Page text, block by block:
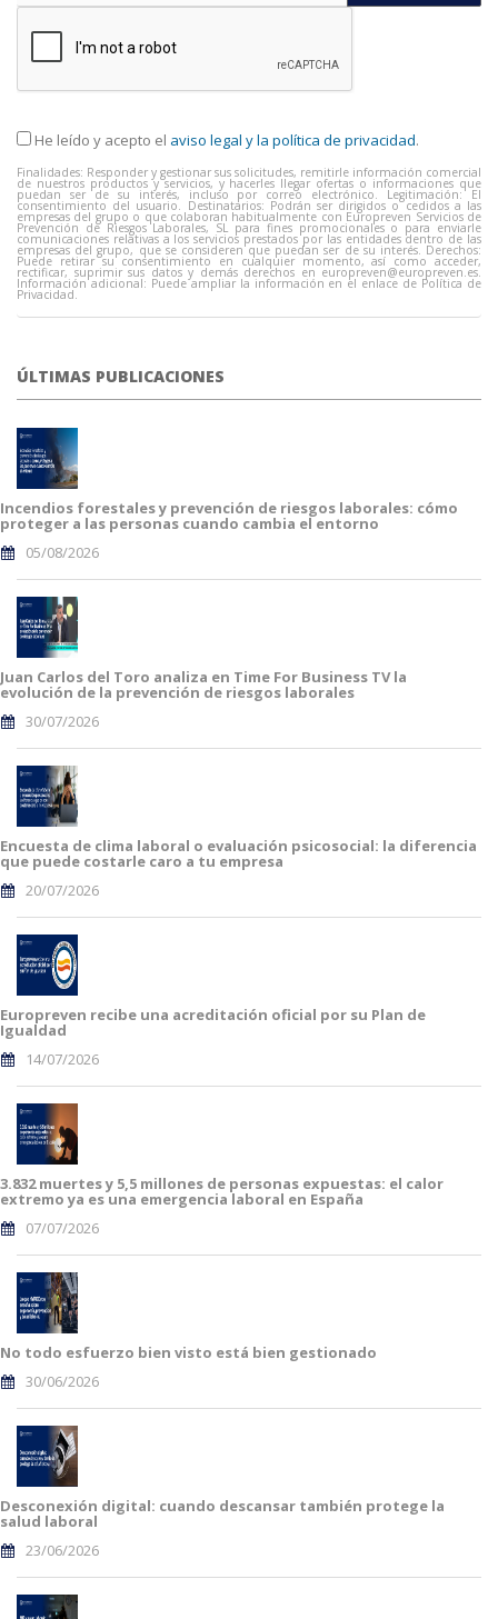
He leído y acepto el aviso legal y la política de privacidad.
Finalidades: Responder y gestionar sus solicitudes, remitirle información comercial
de nuestros productos y servicios, y hacerles llegar ofertas o informaciones que
puedan ser de su interés, incluso por correo electrónico. Legitimación: El
consentimiento del usuario. Destinatarios: Podrán ser dirigidos o cedidos a las
empresas del grupo o que colaboran habitualmente con Europreven Servicios de
Prevención de Riesgos Laborales, SL para fines promocionales o para enviarle
comunicaciones relativas a los servicios prestados por las entidades dentro de las
empresas del grupo, que se consideren que puedan ser de su interés. Derechos:
Puede retirar su consentimiento en cualquier momento, así como acceder,
rectificar, suprimir sus datos y demás derechos en europreven@europreven.es.
Información adicional: Puede ampliar la información en el enlace de Política de
Privacidad.
ÚLTIMAS PUBLICACIONES
Incendios forestales y prevención de riesgos laborales: cómo
proteger a las personas cuando cambia el entorno
05/08/2026
Juan Carlos del Toro analiza en Time For Business TV la
evolución de la prevención de riesgos laborales
30/07/2026
Encuesta de clima laboral o evaluación psicosocial: la diferencia
que puede costarle caro a tu empresa
20/07/2026
Europreven recibe una acreditación oficial por su Plan de
Igualdad
14/07/2026
3.832 muertes y 5,5 millones de personas expuestas: el calor
extremo ya es una emergencia laboral en España
07/07/2026
No todo esfuerzo bien visto está bien gestionado
30/06/2026
Desconexión digital: cuando descansar también protege la
salud laboral
23/06/2026